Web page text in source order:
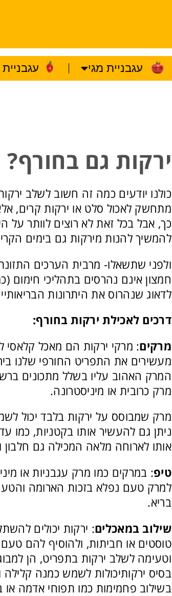
עגבניית מגי עגבניית
ירקות גם בחורף?
כולנו יודעים כמה זה חשוב לשלב
מתחשק לאכול סלט או ירקות קרים,
כך, אבל בכל זאת לא רוצים לוותר על
להמשיך להנות מירקות גם בימים
ולפני שתשאלו- מרבית הערכים
חמצון אינם נהרסים בתהליכי חימום
לדאוג שנהרוס את היתרונות
דרכים לאכילת ירקות בחורף:
מרקים: מרקי ירקות הם מאכל קלאסי
מעשירים את התפריט החורפי שלנו
המרק האהוב עליו בשלל מתכונים
מרק כרובית או מיניסטרונה.
מרק שמבוסס על ירקות בלבד יכול
ניתן גם להעשיר אותו בקטניות, כמו
אותו לארוחה מלאה המכילה גם
טיפ: במרקים כמו מרק עגבניות או
למרק טעם נפלא בזכות הארומה
בריא.
שילוב במאכלים: ירקות יכולים
טוסטים או חביתות, ולהוסיף להם
וטעימה לשלב ירקות בתפריט, הן
בסיס ירקותיכולות לשמש כמנה
בשילוב פחמימות כמו תפוחי אדמה או